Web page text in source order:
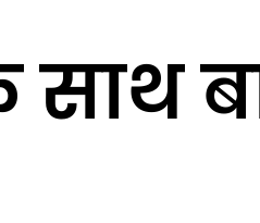
साथ